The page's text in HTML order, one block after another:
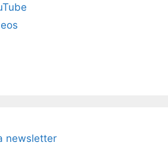
newsletter